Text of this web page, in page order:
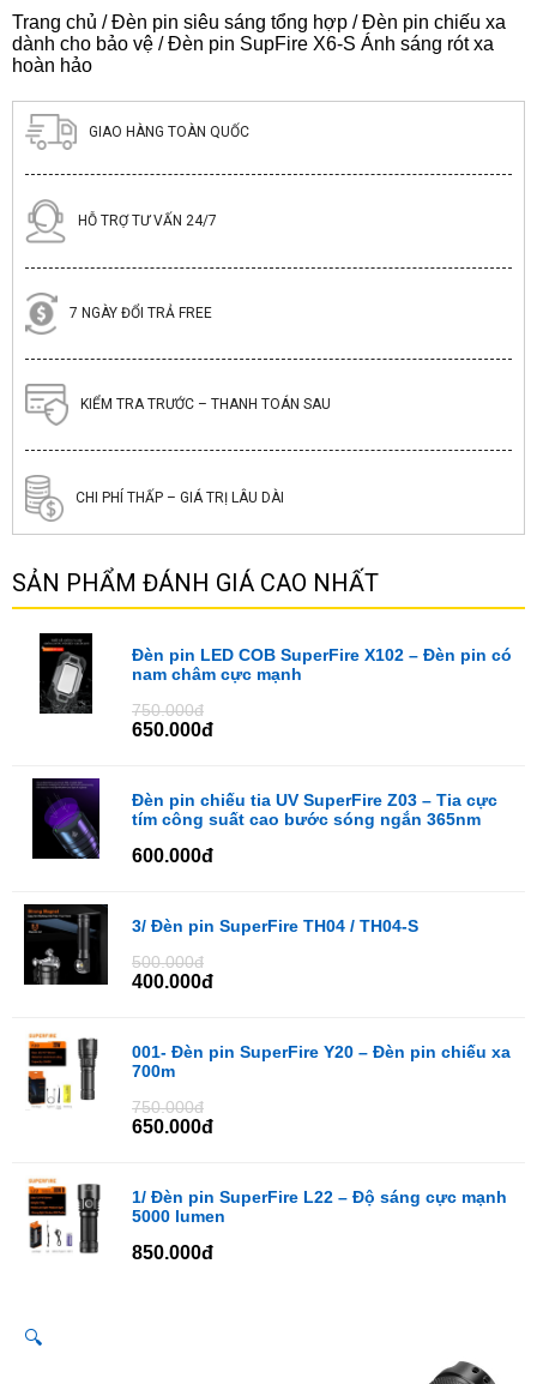
Trang chủ /Đèn pin siêu sáng tổng hợp /Đèn pin chiếu xa
dành cho bảo vệ / Đèn pin SupFire X6-S Ánh sáng rót xa
hoàn hảo
GIAO HÀNG TOÀN QUỐC
HỖ TRỢ TƯ VẤN 24/7
7 NGÀY ĐỔI TRẢ FREE
KIỂM TRA TRƯỚC – THANH TOÁN SAU
CHI PHÍ THẤP – GIÁ TRỊ LÂU DÀI
SẢN PHẨM ĐÁNH GIÁ CAO NHẤT
Đèn pin LED COB SuperFire X102 – Đèn pin có
nam châm cực mạnh
750.000đ
650.000đ
Đèn pin chiếu tia UV SuperFire Z03 – Tia cực
tím công suất cao bước sóng ngắn 365nm
600.000đ
3/ Đèn pin SuperFire TH04 / TH04-S
500.000đ
400.000đ
001- Đèn pin SuperFire Y20 – Đèn pin chiếu xa
700m
750.000đ
650.000đ
1/ Đèn pin SuperFire L22 – Độ sáng cực mạnh
5000 lumen
850.000đ
🔍